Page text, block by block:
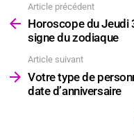
plus
Article précédent
Horoscope du Jeudi
signe du zodiaque
Article suivant
Votre type de
date d’anniversaire